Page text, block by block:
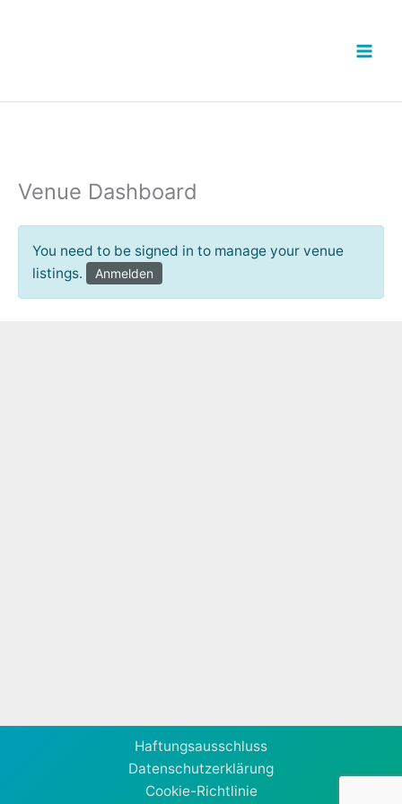
Venue Dashboard
You need to be signed in to manage your venue
listings.
Anmelden
Haftungsausschluss
Datenschutzerklärung
Cookie-Richtlinie